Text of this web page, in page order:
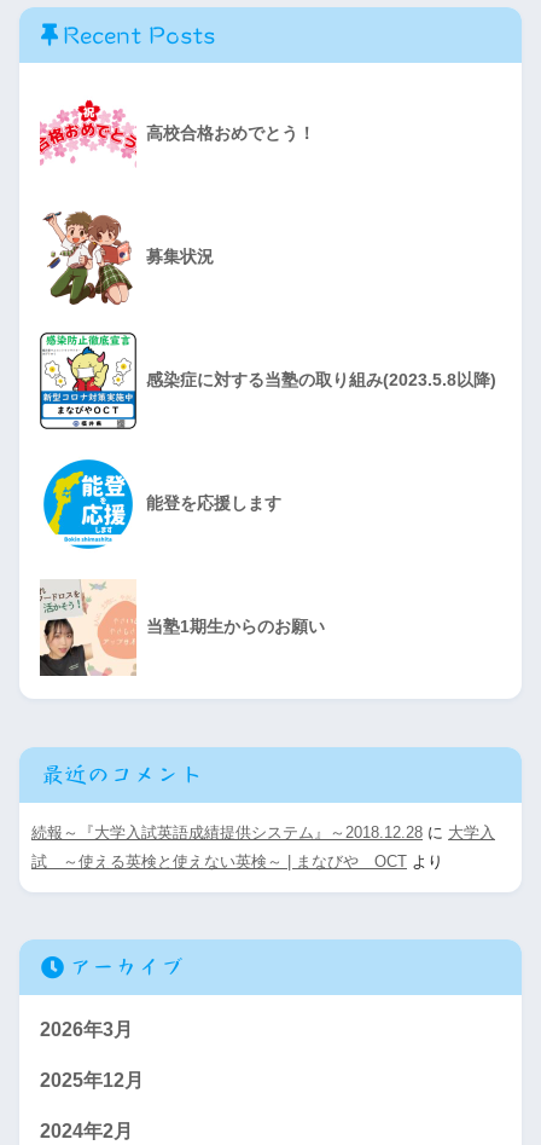
Recent Posts
高校合格おめでとう！
募集状況
感染症に対する当塾の取り組み(2023.5.8以降)
能登を応援します
当塾1期生からのお願い
最近のコメント
続報～『大学入試英語成績提供システム』～2018.12.28 に 大学入
試 ～使える英検と使えない英検～ | まなびや OCT より
アーカイブ
2026年3月
2025年12月
2024年2月